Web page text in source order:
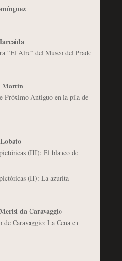
“El Aire” del Museo del Prado
Martín
Próximo Antiguo en la pila de
(III): El blanco de
(II): La azurita
da Caravaggio
de Caravaggio: La Cena en